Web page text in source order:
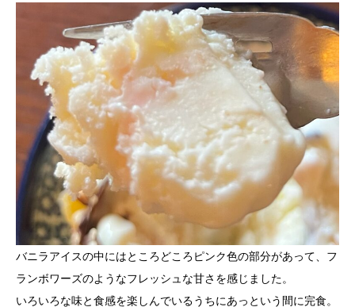
バニラアイスの中にはところどころピンク色の部分があって、フ
ランボワーズのようなフレッシュな甘さを感じました。
いろいろな味と食感を楽しんでいるうちにあっという間に完食。